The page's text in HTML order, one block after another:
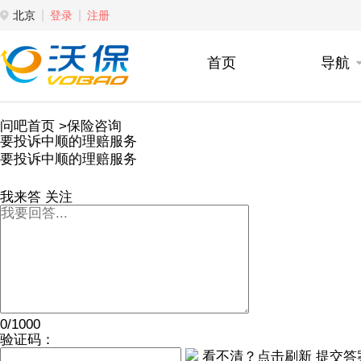
北京 登录 注册
首页 导航
问吧首页 >保险咨询
要投诉中顺的理赔服务
要投诉中顺的理赔服务
我来答 关注
0/1000
验证码：
看不清？点击刷新 提交答